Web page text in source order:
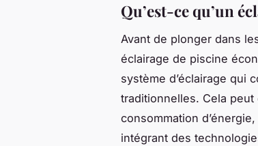
Qu’est-ce qu’un
Avant de plonger dans
éclairage de piscine
système d’éclairage qui
traditionnelles. Cela
consommation
intégrant des